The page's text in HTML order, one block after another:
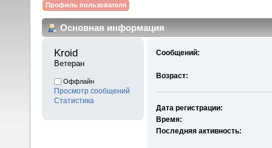
Профиль пользователя
Основная информация
Kroid
Ветеран
Оффлайн
Просмотр сообщений
Статистика
Сообщений:
Возраст:
Дата регистрации:
Время:
Последняя активность: